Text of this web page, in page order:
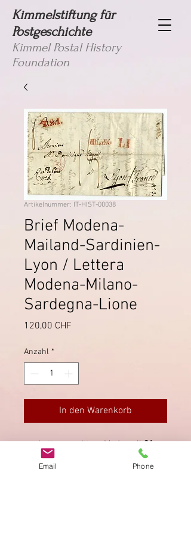
Kimmelstiftung für
Postgeschichte
Kimmel Postal History
Foundation
Artikelnummer: IT-HIST-00038
Brief Modena-
Mailand-Sardinien-
Lyon / Lettera
Modena-Milano-
Sardegna-Lione
120,00 CHF
Anzahl *
In den Warenkorb
Lettera scritta a Modena il31
Gennaio 1844
e spedita via Milano e
Sardegna (T.S.1.) a Lione. Bollo
L.I. =
Email Phone